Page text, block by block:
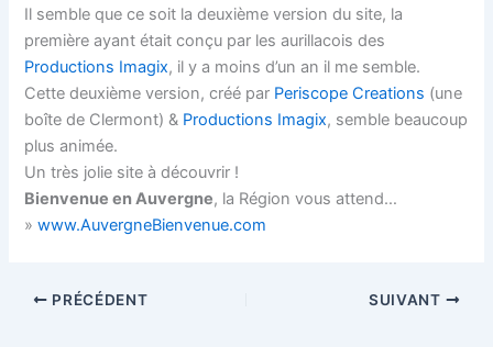
Il semble que ce soit la deuxième version du site, la
première ayant était conçu par les aurillacois des
Productions Imagix, il y a moins d’un an il me semble.
Cette deuxième version, créé par Periscope Creations (une
boîte de Clermont) & Productions Imagix, semble beaucoup
plus animée.
Un très jolie site à découvrir !
Bienvenue en Auvergne, la Région vous attend…
»www.AuvergneBienvenue.com
PRÉCÉDENT SUIVANT